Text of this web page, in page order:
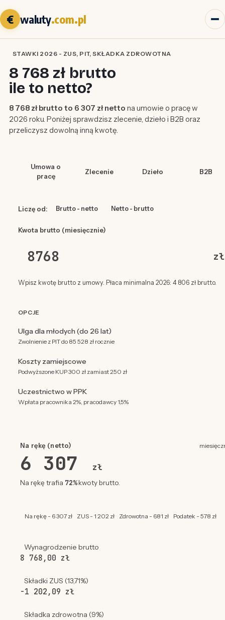
€ waluty.com.pl
STAWKI 2026 - ZUS, PIT, SKŁADKA ZDROWOTNA
8 768 zł brutto
ile to netto?
8 768 zł brutto to 6 307 zł netto na umowie o pracę w
2026 roku. Poniżej sprawdzisz zlecenie, dzieło i B2B oraz
przeliczysz dowolną inną kwotę.
Umowa o
pracę
Zlecenie Dzieło B2B
Liczę od: Brutto - netto Netto - brutto
Kwota brutto (miesięcznie)
zł
Wpisz kwotę brutto z umowy. Płaca minimalna 2026: 4 806 zł brutto.
OPCJE
Ulga dla młodych (do 26 lat)
Zwolnienie z PIT do 85 528 zł rocznie
Koszty zamiejscowe
Podwyższone KUP 300 zł zamiast 250 zł
Uczestnictwo w PPK
Wpłata pracownika 2%, pracodawcy 1,5%
Na rękę (netto)
6 307 zł
Na rękę trafia 72%kwoty brutto.
Na rękę - 6 307 zł ZUS - 1 202 zł Zdrowotna - 681 zł Podatek - 578 zł
Wynagrodzenie brutto
8 768,00 zł
Składki ZUS (13,71%)
-1 202,09 zł
Składka zdrowotna (9%)